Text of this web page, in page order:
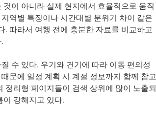
이 아니라 실제 현지에서 효율적으로 움직
역별 특징이나 시간대별 분위기 차이 같은
따라서 여행 전에 충분한 자료를 비교하고
수 있다. 우기와 건기에 따라 이동 편의성
문에 일정 계획 시 계절 정보까지 함께 참고
리형 페이지들이 검색 상위에 많이 노출되
이 강해지고 있다.